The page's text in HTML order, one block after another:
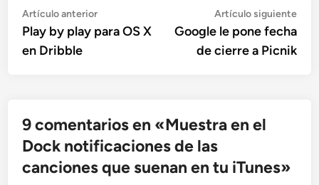
Navegación
de
entradas
Artículo anteriorArtículo
anterior:
Play by play para OS X
en Dribble
Artículo siguiente
Google le pone fecha
de cierre a Picnik
9 comentarios en «Muestra en el
Dock notificaciones de las
canciones que suenan en tu iTunes»